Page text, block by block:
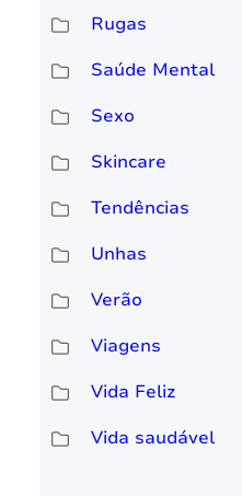
Rugas
Saúde Mental
Sexo
Skincare
Tendências
Unhas
Verão
Viagens
Vida Feliz
Vida saudável